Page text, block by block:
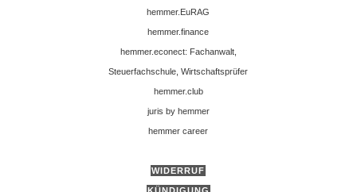
hemmer.EuRAG
hemmer.finance
hemmer.econect: Fachanwalt,
Steuerfachschule, Wirtschaftsprüfer
hemmer.club
juris by hemmer
hemmer career
WIDERRUF